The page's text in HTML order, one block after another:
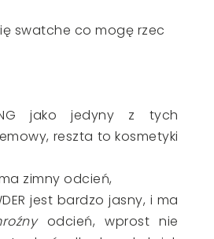
swatche co mogę rzec
jako jedyny z tych
reszta to kosmetyki
ma zimny odcień,
jest bardzo jasny, i ma
odcień, wprost nie